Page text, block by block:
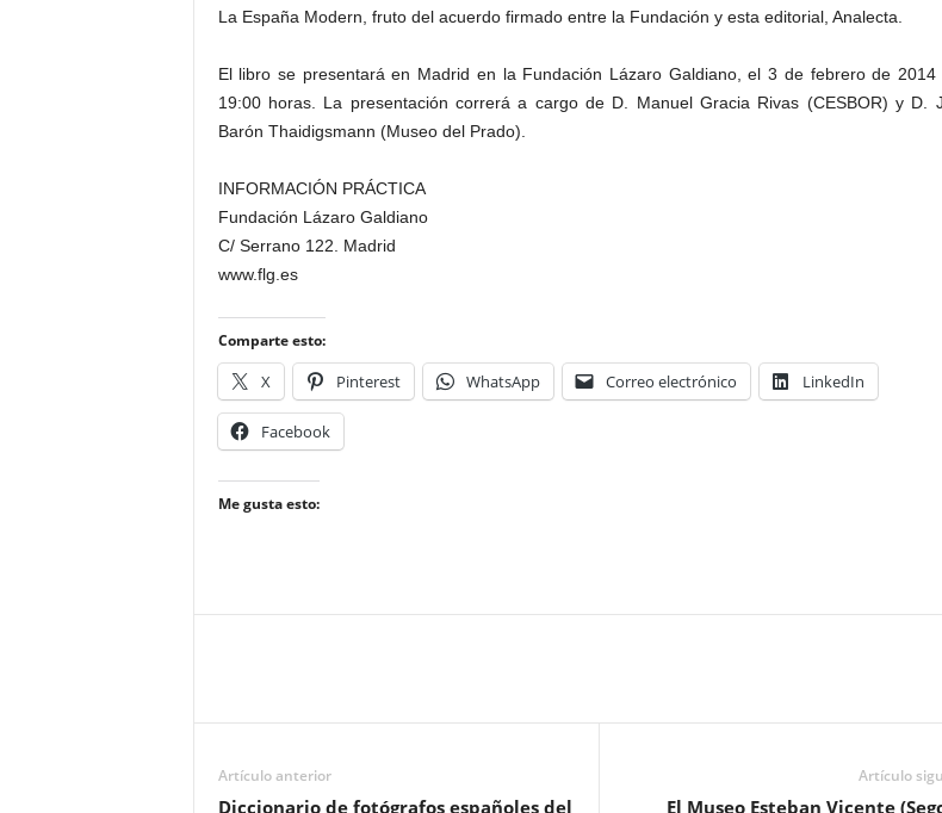
La España Modern, fruto del acuerdo firmado entre la Fundación y esta editorial, Analecta.
El libro se presentará en Madrid en la Fundación Lázaro Galdiano, el 3 de febrero de 2014
19:00 horas. La presentación correrá a cargo de D. Manuel Gracia Rivas (CESBOR) y D.
Barón Thaidigsmann (Museo del Prado).
INFORMACIÓN PRÁCTICA
Fundación Lázaro Galdiano
C/ Serrano 122. Madrid
www.flg.es
Comparte esto:
X Pinterest WhatsApp Correo electrónico LinkedIn
Facebook
Me gusta esto:
Artículo anterior
Diccionario de fotógrafos españoles del
Artículo
El Museo Esteban Vicente